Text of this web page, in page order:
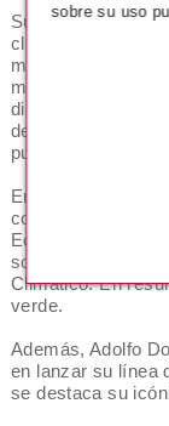
Su legendario
claramente su
marca representa,
materiales (100%
diseño de sus
de su línea de
pura
esencia de
En la actualidad,
con el
Ecología y
sostenibles
Climático. En
verde.
Además, Adolfo
en lanzar su línea
se destaca su
sobre su uso